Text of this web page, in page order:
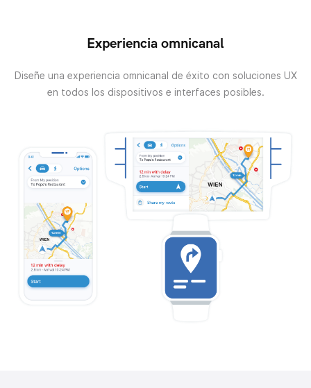
Experiencia omnicanal
Diseñe una experiencia omnicanal de éxito con soluciones UX
en todos los dispositivos e interfaces posibles.